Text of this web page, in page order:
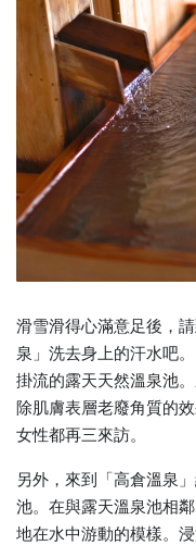
滑雪滑得心滿意足後，
泉」洗去身上的汗水吧
掛流的露天天然溫泉池
除肌膚表層老廢角質的
女性都再三來訪。
另外，來到「高倉溫泉
池。在與露天溫泉池相
地在水中游動的模樣。